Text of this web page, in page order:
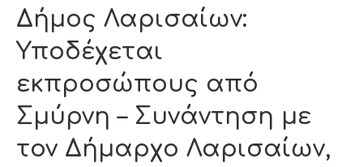
Δήμος Λαρισαίων:
Υποδέχεται
εκπροσώπους από
Σμύρνη – Συνάντηση με
τον Δήμαρχο Λαρισαίων,